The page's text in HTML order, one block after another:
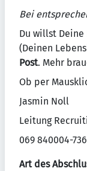
Bei
Du willst
(Deinen
Post. Mehr
Ob per
Jasmin Noll
Leitung
069 840004-736
Art des